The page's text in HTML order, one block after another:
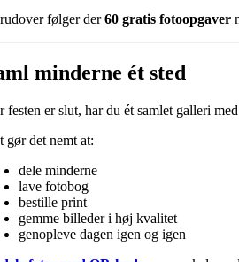
følger der60 gratis fotoopgaver
minderne ét sted
festen er slut, har du ét samlet galleri
gør det nemt at:
dele minderne
lave fotobog
bestille print
gemme billeder i høj kvalitet
genopleve dagen igen og igen